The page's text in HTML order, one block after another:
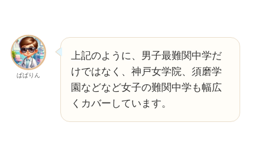
ぱぱりん
上記のように、男子最難関中学だ
けではなく、神戸女学院、須磨学
園などなど女子の難関中学も幅広
くカバーしています。